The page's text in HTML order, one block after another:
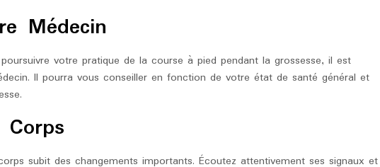
Médecin
votre pratique de la course à pied pendant la grossesse, il est
Il pourra vous conseiller en fonction de votre état de santé général et
subit des changements importants. Écoutez attentivement ses signaux et